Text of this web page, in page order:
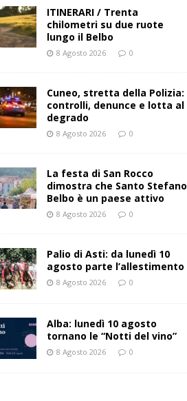
ITINERARI / Trenta
chilometri su due ruote
lungo il Belbo
8 Agosto 2026 0
Cuneo, stretta della Polizia:
controlli, denunce e lotta al
degrado
8 Agosto 2026 0
La festa di San Rocco
dimostra che Santo Stefano
Belbo è un paese attivo
8 Agosto 2026 0
Palio di Asti: da lunedì 10
agosto parte l’allestimento
8 Agosto 2026 0
Alba: lunedì 10 agosto
tornano le “Notti del vino”
8 Agosto 2026 0